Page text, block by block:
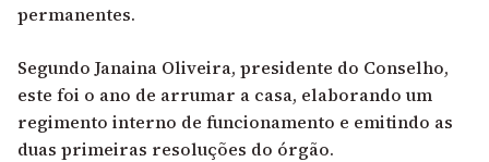
permanentes.
Segundo Janaina Oliveira, presidente do Conselho,
este foi o ano de arrumar a casa, elaborando um
regimento interno de funcionamento e emitindo as
duas primeiras resoluções do órgão.